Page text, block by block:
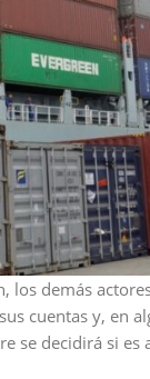
los demás
cuentas y, en
se decidirá si es